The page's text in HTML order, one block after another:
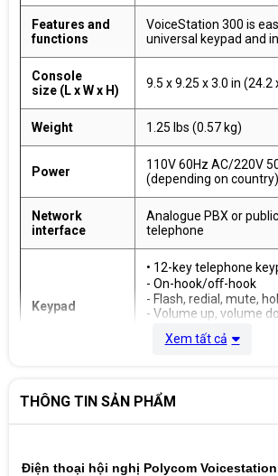
Features and
functions
VoiceStation 300 is
universal keypad and
Console
size (L x W x H) 9.5 x 9.25 x 3.0 in (24.2
Weight 1.25 lbs (0.57 kg)
Power
110V 60Hz AC/220V
(depending on country)
Network
interface
Analogue PBX or
telephone
Keypad
• 12-key telephone
- On-hook/oﬀ-hook
- Flash, redial, mute,
- Volume up, volume
• Oﬀ-hook, active call,
loudspeaker
• Volume—adjustable to
(peak) volume at 0.5 m
microphone
Xem tất cả
THÔNG TIN SẢN PHẨM
Điện thoại hội nghị Polycom